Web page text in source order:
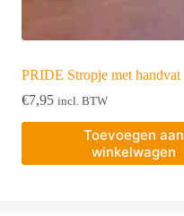
PRIDE Stropje met handvat
€7,95 incl. BTW
Toevoegen aan
winkelwagen